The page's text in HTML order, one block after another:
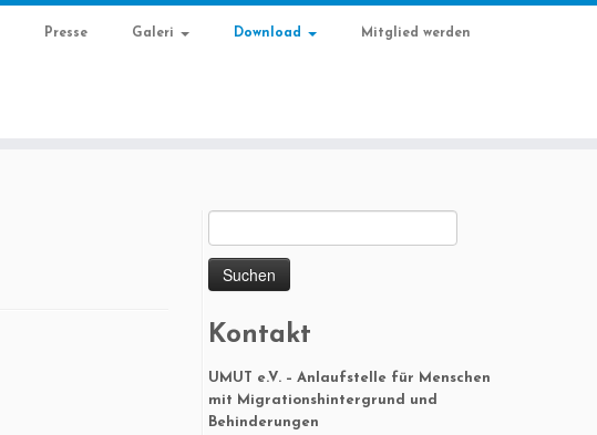
Presse Galeri Download Mitglied werden
nach:
Kontakt
UMUT e.V. – Anlaufstelle für Menschen
mit Migrationshintergrund und
Behinderungen